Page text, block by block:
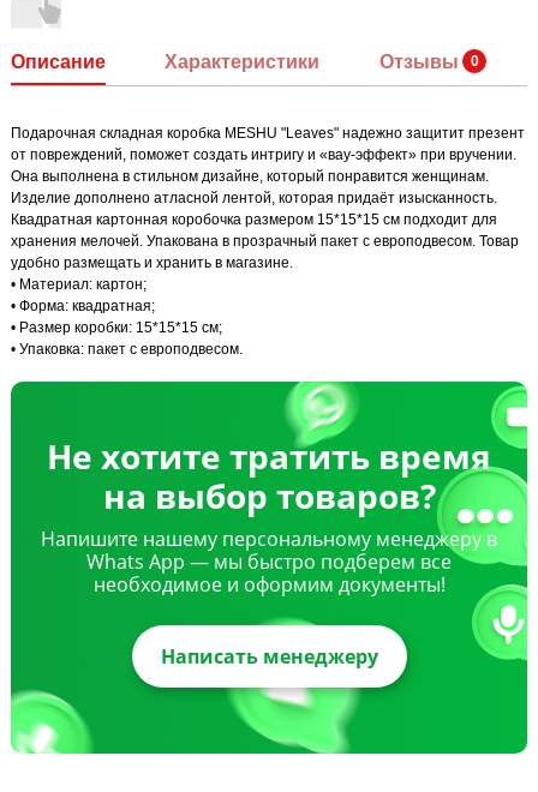
Описание Характеристики Отзывы
Подарочная складная коробка MESHU "Leaves" надежно защитит презент
от повреждений, поможет создать интригу и «вау-эффект» при вручении.
Она выполнена в стильном дизайне, который понравится женщинам.
Изделие дополнено атласной лентой, которая придаёт изысканность.
Квадратная картонная коробочка размером 15*15*15 см подходит для
хранения мелочей. Упакована в прозрачный пакет с европодвесом. Товар
удобно размещать и хранить в магазине.
• Материал: картон;
• Форма: квадратная;
• Размер коробки: 15*15*15 см;
• Упаковка: пакет с европодвесом.
Не хотите тратить время
на выбор товаров?
Напишите нашему персональному менеджеру в
Whats App — мы быстро подберем все
необходимое и оформим документы!
Написать менеджеру